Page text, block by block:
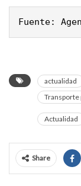
Fuente:
actualidad
Transporte
Actualidad
Share